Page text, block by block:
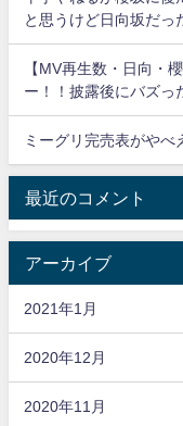
と思うけど日向坂だっ
【MV再生数・日向・
ー！！披露後にバズっ
ミーグリ完売表がやべ
最近のコメント
アーカイブ
2021年1月
2020年12月
2020年11月